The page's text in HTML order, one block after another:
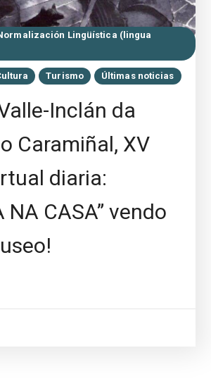
Lingüística (lingua
Turismo Últimas noticias
Inclán da
Caramiñal, XV
diaria:
NA CASA” vendo